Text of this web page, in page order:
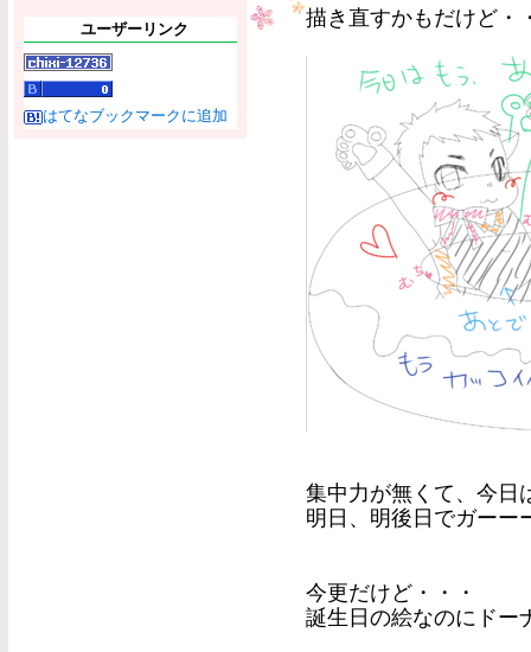
ユーザーリンク
はてなブックマークに追加
描き直すかもだけど・
集中力が無くて、今日
明日、明後日でガーー
今更だけど・・・
誕生日の絵なのにドー